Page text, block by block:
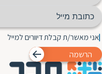
אני מאשר/ת קבלת דיוורים למייל
הרשמה